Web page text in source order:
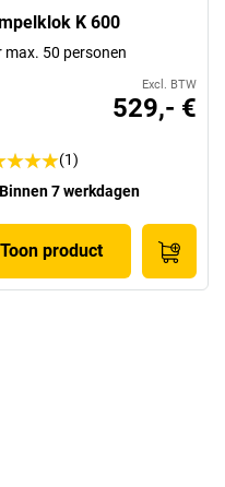
K 600
max. 50 personen
Excl. BTW
529,- €
(1)
Binnen 7 werkdagen
Toon product